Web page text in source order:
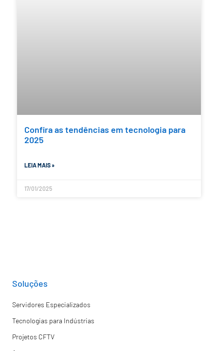
Confira as tendências em tecnologia para
2025
LEIA MAIS »
17/01/2025
Soluções
Servidores Especializados
Tecnologias para Indústrias
Projetos CFTV